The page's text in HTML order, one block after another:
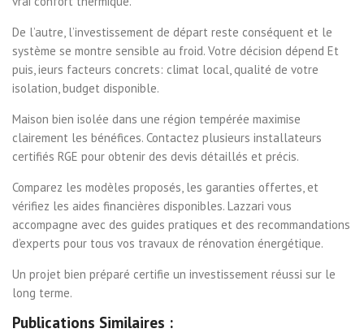
De l’autre, l’investissement de départ reste conséquent et le
système se montre sensible au froid. Votre décision dépend Et
puis, ieurs facteurs concrets: climat local, qualité de votre
isolation, budget disponible.
Maison bien isolée dans une région tempérée maximise
clairement les bénéfices. Contactez plusieurs installateurs
certifiés RGE pour obtenir des devis détaillés et précis.
Comparez les modèles proposés, les garanties offertes, et
vérifiez les aides financières disponibles. Lazzari vous
accompagne avec des guides pratiques et des recommandations
d’experts pour tous vos travaux de rénovation énergétique.
Un projet bien préparé certifie un investissement réussi sur le
long terme.
Publications Similaires :